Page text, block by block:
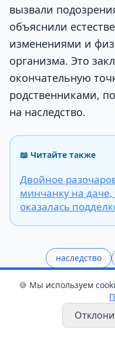
вызвали
объяснили
изменениями и
организма. Это
окончательную
родственниками,
на наследство.
📖 Читайте также
Двойное
минчанку на даче,
оказалась
наследство
🍪 Мы используем